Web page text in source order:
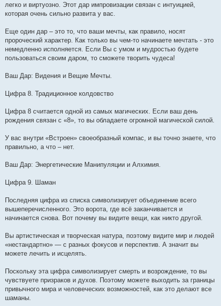
легко и виртуозно. Этот дар импровизации связан с интуицией,
которая очень сильно развита у вас.
Еще один дар – это то, что ваши мечты, как правило, носят
пророческий характер. Как только вы чем-то начинаете мечтать - это
немедленно исполняется. Если Вы с умом и мудростью будете
пользоваться своим даром, то сможете творить чудеса!
Ваш Дар: Видения и Beщие Мечты.
Цифра 8. Традиционное колдовство
Цифра 8 считается одной из самых магических. Если ваш день
рождения связан с «8», то вы обладаете огромной магической силой.
У вас внутри «Встроен» своеобразный компас, и вы точно знаете, что
правильно, а что – нет.
Ваш Дар: Энергетические Манипуляции и Алхимия.
Цифра 9. Шаман
Последняя цифра из списка символизирует объединение всего
вышеперечисленного. Это ворота, где всё заканчивается и
начинается снова. Вот почему вы видите вещи, как никто другой.
Вы артистическая и творческая натура, поэтому видите мир и людей
«нестандартно» — с разных фокусов и перспектив. А значит вы
можете лечить и исцелять.
Поскольку эта цифра символизирует смерть и возрождение, то вы
чувствуете призраков и духов. Поэтому можете выходить за границы
привычного мира и человеческих возможностей, как это делают все
шаманы.